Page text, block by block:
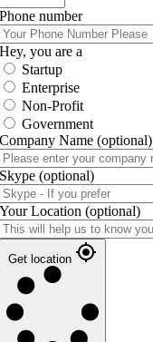
Phone number
Hey, you are a
Startup
Enterprise
Non-Profit
Government
Company Name (optional)
Skype (optional)
Your Location (optional)
Get location